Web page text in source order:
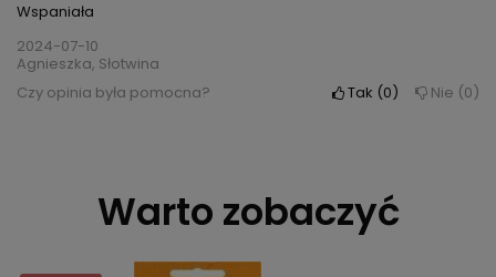
Wspaniała
2024-07-10
Agnieszka, Słotwina
Czy opinia była pomocna?
Tak 0 Nie 0
Warto zobaczyć